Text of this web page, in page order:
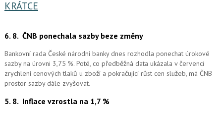
KRÁTCE
6. 8. ČNB ponechala sazby beze změny
Bankovní rada České národní banky dnes rozhodla ponechat úrokové
sazby na úrovni 3,75 %. Poté, co předběžná data ukázala v červenci
zrychlení cenových tlaků u zboží a pokračující růst cen služeb, má ČNB
prostor sazby dále zvyšovat.
5. 8. Inflace vzrostla na 1,7 %